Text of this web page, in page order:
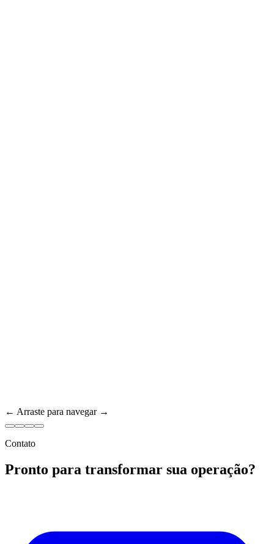
← Arraste para navegar →
Contato
Pronto para transformar sua operação?